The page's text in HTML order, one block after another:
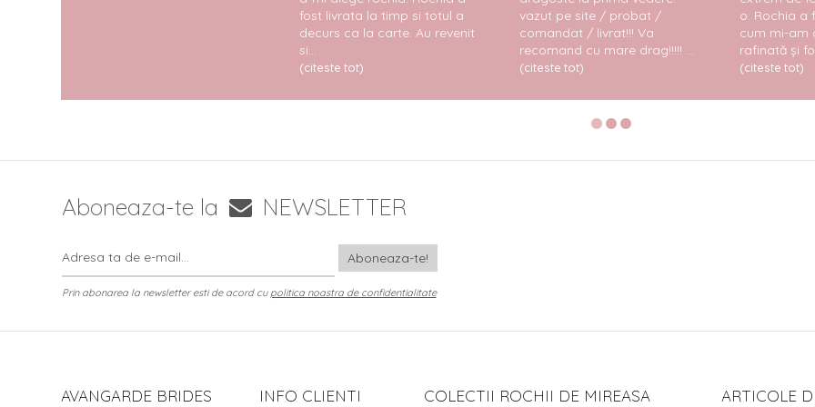
fost livrata la timp si totul a
decurs ca la carte. Au revenit
si...
(citeste tot)
vazut pe site / probat /
comandat / livrat!!! Va
recomand cu mare drag!!!!! ...
(citeste tot)
o. Rochia a
cum mi-am
rafinată și
(citeste tot)
Aboneaza-te la NEWSLETTER
Prin abonarea la newsletter esti de acord cu politica noastra de confidentialitate
AVANGARDE BRIDES INFO CLIENTI COLECTII ROCHII DE MIREASA ARTICOLE